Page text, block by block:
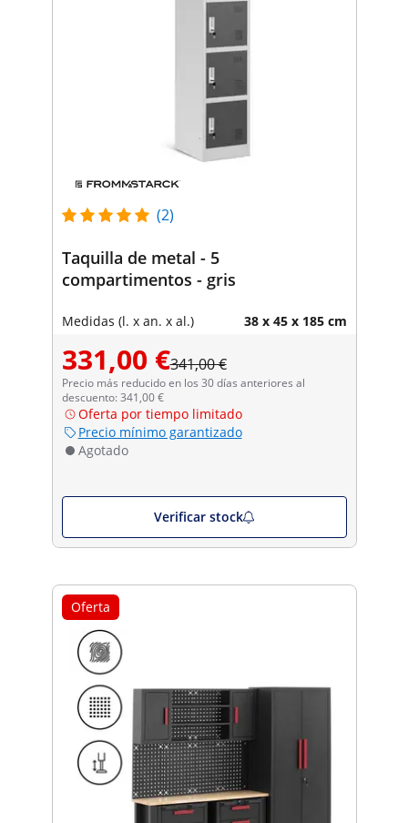
(2)
Taquilla de metal - 5
compartimentos - gris
Medidas (l. x an. x al.) 38 x 45 x 185 cm
331,00 €341,00 €
Precio más reducido en los 30 días anteriores al
descuento: 341,00 €
Oferta por tiempo limitado
Precio mínimo garantizado
Agotado
Verificar stock
Oferta